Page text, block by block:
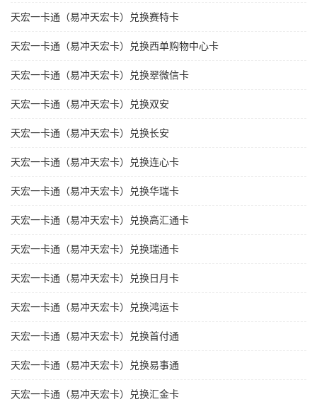
天宏一卡通（易冲天宏卡）兑换赛特卡
天宏一卡通（易冲天宏卡）兑换西单购物中心卡
天宏一卡通（易冲天宏卡）兑换翠微信卡
天宏一卡通（易冲天宏卡）兑换双安
天宏一卡通（易冲天宏卡）兑换长安
天宏一卡通（易冲天宏卡）兑换连心卡
天宏一卡通（易冲天宏卡）兑换华瑞卡
天宏一卡通（易冲天宏卡）兑换高汇通卡
天宏一卡通（易冲天宏卡）兑换瑞通卡
天宏一卡通（易冲天宏卡）兑换日月卡
天宏一卡通（易冲天宏卡）兑换鸿运卡
天宏一卡通（易冲天宏卡）兑换首付通
天宏一卡通（易冲天宏卡）兑换易事通
天宏一卡通（易冲天宏卡）兑换汇金卡